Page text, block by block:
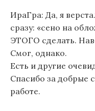
ИраГра: Да, я
сразу: «сено на
ЭТОГО сделать.
Смог, однако.
Есть и другие
Спасибо за добрые
работе.